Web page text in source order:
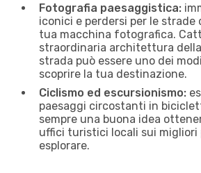
Fotografia paesaggistica:
iconici e perdersi per le strade
tua macchina fotografica.
straordinaria architettura
strada può essere uno dei
scoprire la tua destinazione.
Ciclismo ed escursionismo:
paesaggi circostanti in
sempre una buona idea
uffici turistici locali sui migliori
esplorare.